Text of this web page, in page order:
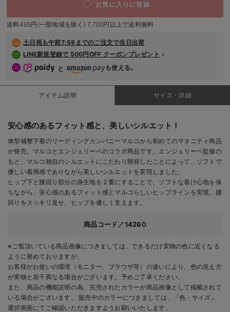
お気に入りに登録
送料495円(一部地域を除く) 7,700円以上で送料無料
土日祝も午前7:59までのご注文で当日出荷
LINE新規登録で 500円OFF クーポンプレゼント
と
も使える。
アイテム説明 サイズ・詳細
安心感のあるフィット感と、美しいシルエット！
体型補整下着のリーディングカンパニーマルコから初めてのマタニティ商品
が発売。マルコとエンジェリーベのコラボ商品です。エンジェリーベ監修の
もと、マルコ独自のシルエットにこだわり開発したことによって、ソフトで
優しい着用感でありながら美しいシルエットを実現しました。
ヒップ下と腰回り部分の身生地を２重にすることで、ソフトな着け心地を保
ちながら、安心感のあるフィット感とマルコらしいヒップラインを実現。腰
回りをスッキリ見せ、ヒップを優しく支えます。
商品コード／14260
※ご覧頂いている商品画像につきましては、できるだけ実物の色に近くなる
ように努めておりますが、
お客様がお使いの環境（モニター、ブラウザ等）の違いにより、色の見え方
が実物と若干異なる場合がございます。予めご了承ください。
また、商品の機能説明の為、完売されたカラーが商品画像として掲載されて
いる場合がございます。 販売中のカラーにつきましては、『色・サイズ』
選択画面にてご確認いただきますようお願いいたします。